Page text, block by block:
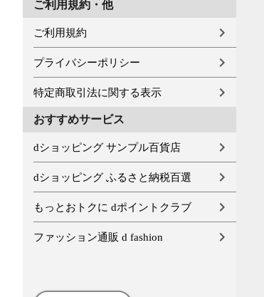
ご利用規約・他
ご利用規約
プライバシーポリシー
特定商取引法に関する表示
おすすめサービス
dショッピング サンプル百貨店
dショッピング ふるさと納税百選
もっとおトクに dポイントクラブ
ファッション通販 d fashion